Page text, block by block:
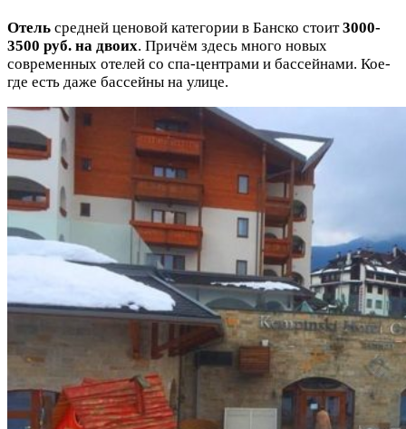
Отель средней ценовой категории в Банско стоит3000-
3500 руб. на двоих. Причём здесь много новых
современных отелей со спа-центрами и бассейнами. Кое-
где есть даже бассейны на улице.